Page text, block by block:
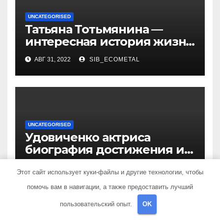
UNCATEGORISED
Татьяна Тотьмянина —
интересная история жизни
российской фигуристки
АВГ 31, 2022 SIB_ECOMETAL
UNCATEGORISED
Удовиченко актриса
биография достижения и
интересные факты
Этот сайт использует куки-файлы и другие технологии, чтобы
помочь вам в навигации, а также предоставить лучший
пользовательский опыт. OK